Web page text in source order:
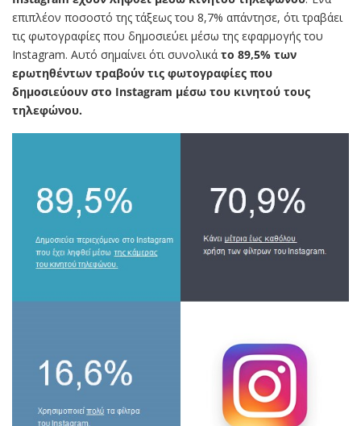
επιπλέον ποσοστό της τάξεως του 8,7% απάντησε, ότι τραβάει
τις φωτογραφίες που δημοσιεύει μέσω της εφαρμογής του
Instagram. Αυτό σημαίνει ότι συνολικά το 89,5% των
ερωτηθέντων τραβούν τις φωτογραφίες που
δημοσιεύουν στο Instagram μέσω του κινητού τους
τηλεφώνου.